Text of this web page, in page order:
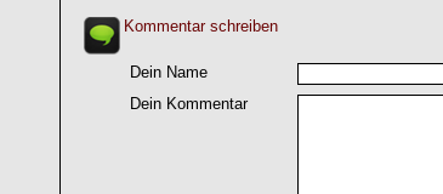
Kommentar schreiben
Dein Name
Dein Kommentar